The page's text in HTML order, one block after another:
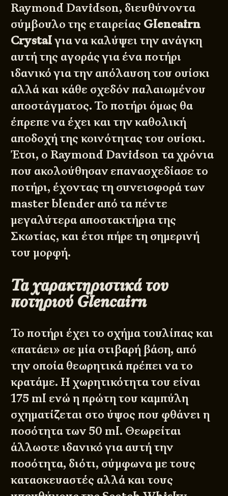
Raymond Davidson, διευθύνοντα
σύμβουλο της εταιρείας Glencairn
Crystalγια να καλύψει την ανάγκη
αυτή της αγοράς για ένα ποτήρι
ιδανικό για την απόλαυση του ουίσκι
αλλά και κάθε σχεδόν παλαιωμένου
αποστάγματος. Το ποτήρι όμως θα
έπρεπε να έχει και την καθολική
αποδοχή της κοινότητας του ουίσκι.
Έτσι, ο Raymond Davidson τα χρόνια
που ακολούθησαν επανασχεδίασε το
ποτήρι, έχοντας τη συνεισφορά των
master blender από τα πέντε
μεγαλύτερα αποστακτήρια της
Σκωτίας, και έτσι πήρε τη σημερινή
του μορφή.
Τα χαρακτηριστικά του
ποτηριού Glencairn
Το ποτήρι έχει το σχήμα τουλίπας και
«πατάει» σε μία στιβαρή βάση, από
την οποία θεωρητικά πρέπει να το
κρατάμε. Η χωρητικότητα του είναι
175 ml ενώ η πρώτη του καμπύλη
σχηματίζεται στο ύψος που φθάνει η
ποσότητα των 50 ml. Θεωρείται
άλλωστε ιδανικό για αυτή την
ποσότητα, διότι, σύμφωνα με τους
κατασκευαστές αλλά και τους